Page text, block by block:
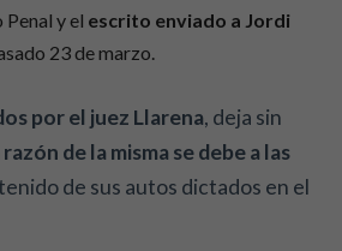
y el escrito enviado a Jordi
23 de marzo.
por el juez Llarena, deja sin
razón de la misma se debe a las
de sus autos dictados en el